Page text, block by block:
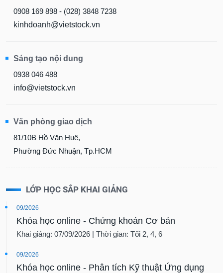
0908 169 898 - (028) 3848 7238
kinhdoanh@vietstock.vn
Sáng tạo nội dung
0938 046 488
info@vietstock.vn
Văn phòng giao dịch
81/10B Hồ Văn Huê,
Phường Đức Nhuận, Tp.HCM
LỚP HỌC SẮP KHAI GIẢNG
09/2026
Khóa học online - Chứng khoán Cơ bản
Khai giảng: 07/09/2026 | Thời gian: Tối 2, 4, 6
09/2026
Khóa học online - Phân tích Kỹ thuật Ứng dụng